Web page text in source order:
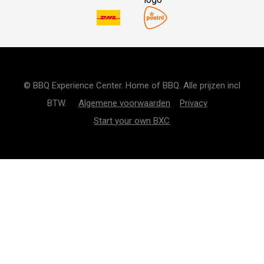
© BBQ Experience Center. Home of BBQ. Alle prijzen incl
BTW. Algemene voorwaarden
Privacy
Start your own BXC